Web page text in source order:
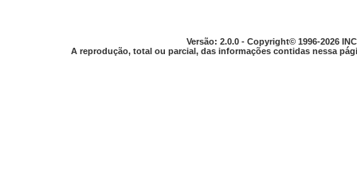
Versão: 2.0.0 - Copyright© 1996-2026
A reprodução, total ou parcial, das informações contidas nessa